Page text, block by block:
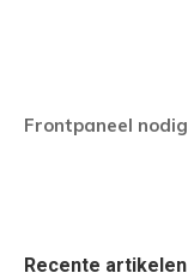
Frontpaneel nodig
Recente artikelen